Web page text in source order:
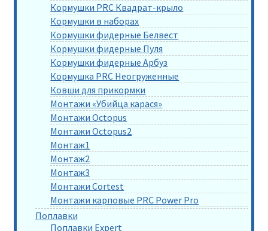
Кормушки PRC Квадрат-крыло
Кормушки в наборах
Кормушки фидерные Белвест
Кормушки фидерные Пуля
Кормушки фидерные Арбуз
Кормушка PRC Неогруженные
Ковши для прикормки
Монтажи «Убийца карася»
Монтажи Octopus
Монтажи Octopus2
Монтаж1
Монтаж2
Монтаж3
Монтажи Cortest
Монтажи карповые PRC Power Pro
Поплавки
Поплавки Expert